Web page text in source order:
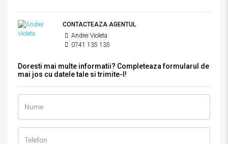
CONTACTEAZA AGENTUL
Andrei Violeta
0741 135 135
Doresti mai multe informatii? Completeaza formularul de
mai jos cu datele tale si trimite-l!